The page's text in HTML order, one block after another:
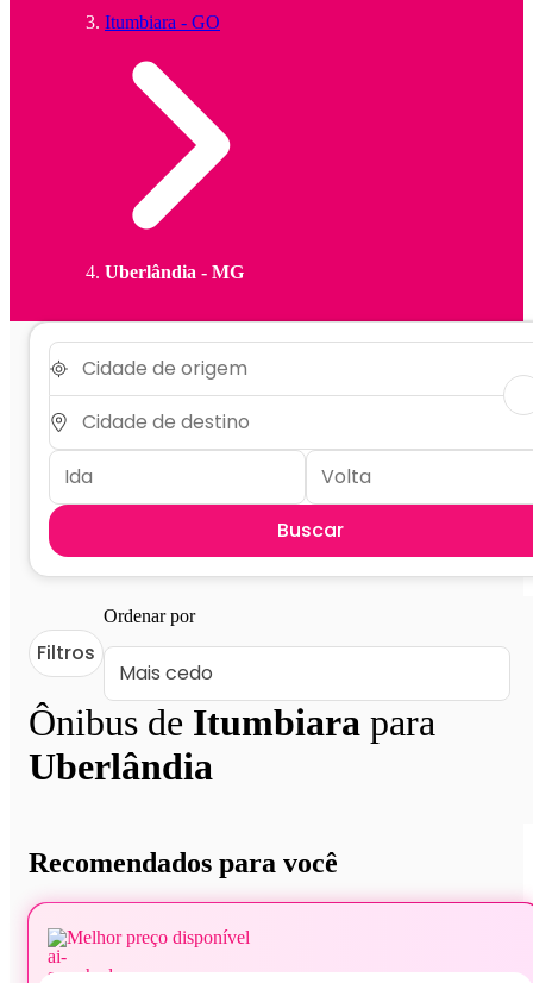
Itumbiara - GO
Uberlândia - MG
Buscar
Ônibus de Itumbiara para
Uberlândia
Filtros
Ordenar por
Recomendados para você
Melhor preço disponível